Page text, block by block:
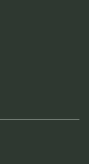
höyläämölle,
ovitehtaille